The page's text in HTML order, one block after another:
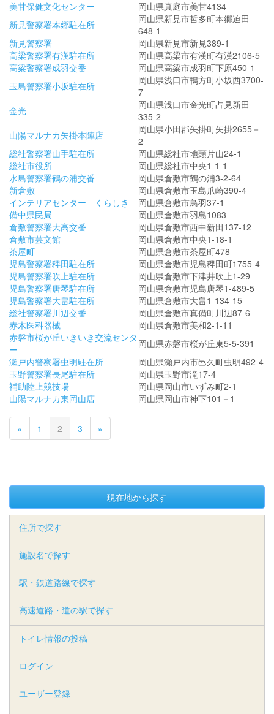
美甘保健文化センター
岡山県真庭市美甘4134
新見警察署本郷駐在所
岡山県新見市哲多町本郷迫田
648-1
新見警察署
岡山県新見市新見389-1
高梁警察署有漢駐在所
岡山県高梁市有漢町有漢2106-5
高梁警察署成羽交番
岡山県高梁市成羽町下原450-1
玉島警察署小坂駐在所
岡山県浅口市鴨方町小坂西3700-
7
金光
岡山県浅口市金光町占見新田
335-2
山陽マルナカ矢掛本陣店
岡山県小田郡矢掛町矢掛2655－
2
総社警察署山手駐在所
岡山県総社市地頭片山24-1
総社市役所
岡山県総社市中央1-1-1
水島警察署鶴の浦交番
岡山県倉敷市鶴の浦3-2-64
新倉敷
岡山県倉敷市玉島爪崎390-4
インテリアセンター くらしき
岡山県倉敷市鳥羽37-1
備中県民局
岡山県倉敷市羽島1083
倉敷警察署大高交番
岡山県倉敷市西中新田137-12
倉敷市芸文館
岡山県倉敷市中央1-18-1
茶屋町
岡山県倉敷市茶屋町478
児島警察署稗田駐在所
岡山県倉敷市児島稗田町1755-4
児島警察署吹上駐在所
岡山県倉敷市下津井吹上1-29
児島警察署唐琴駐在所
岡山県倉敷市児島唐琴1-489-5
児島警察署大畠駐在所
岡山県倉敷市大畠1-134-15
総社警察署川辺交番
岡山県倉敷市真備町川辺87-6
赤木医科器械
岡山県倉敷市美和2-1-11
赤磐市桜が丘いきいき交流センタ
ー
岡山県赤磐市桜が丘東5-5-391
瀬戸内警察署虫明駐在所
岡山県瀬戸内市邑久町虫明492-4
玉野警察署長尾駐在所
岡山県玉野市滝17-4
補助陸上競技場
岡山県岡山市いずみ町2-1
山陽マルナカ東岡山店
岡山県岡山市神下101－1
« 1 2 3 »
現在地から探す
住所で探す
施設名で探す
駅・鉄道路線で探す
高速道路・道の駅で探す
トイレ情報の投稿
ログイン
ユーザー登録